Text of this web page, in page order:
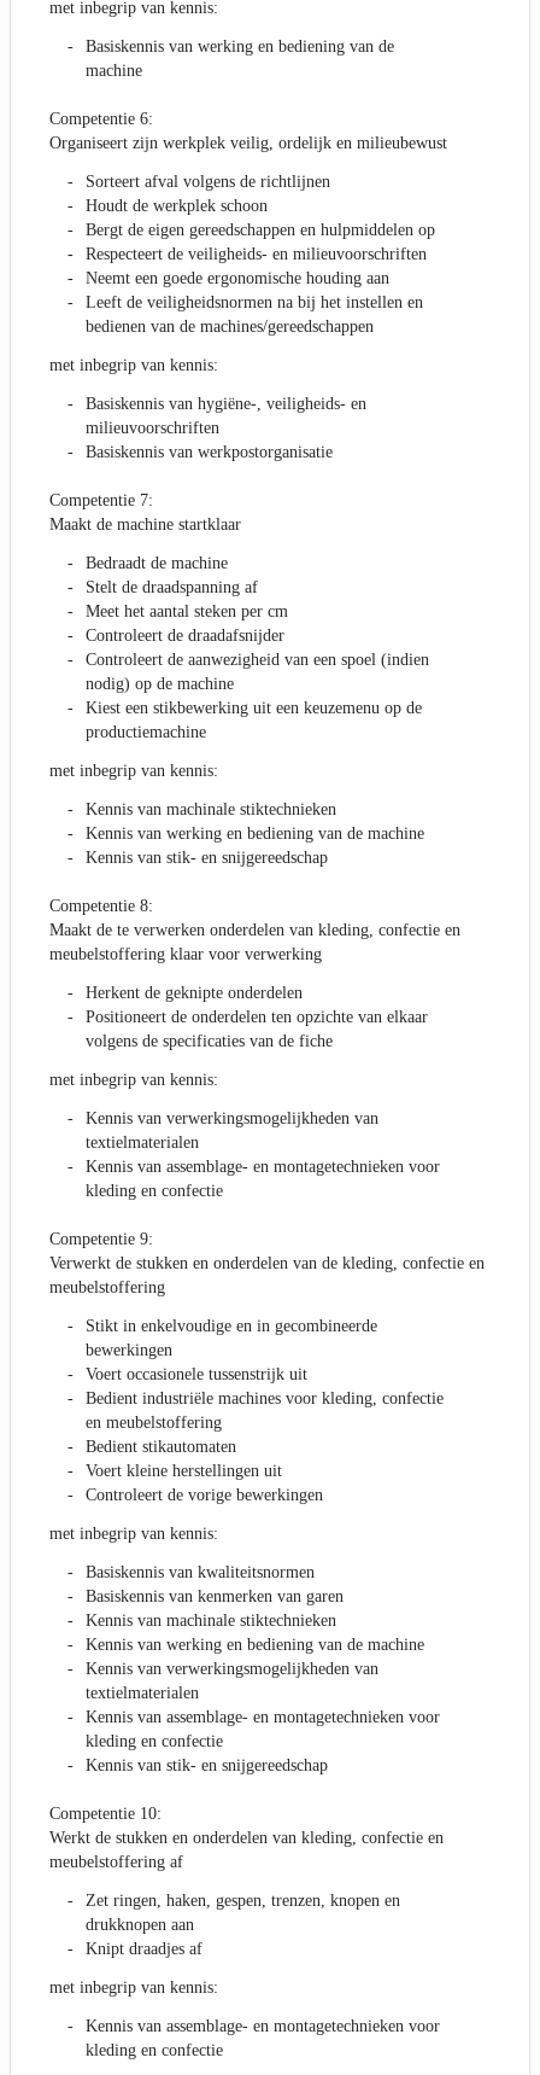
met inbegrip van kennis:
Basiskennis van werking en bediening van de
machine
Competentie 6:
Organiseert zijn werkplek veilig, ordelijk en milieubewust
Sorteert afval volgens de richtlijnen
Houdt de werkplek schoon
Bergt de eigen gereedschappen en hulpmiddelen op
Respecteert de veiligheids- en milieuvoorschriften
Neemt een goede ergonomische houding aan
Leeft de veiligheidsnormen na bij het instellen en
bedienen van de machines/gereedschappen
met inbegrip van kennis:
Basiskennis van hygiëne-, veiligheids- en
milieuvoorschriften
Basiskennis van werkpostorganisatie
Competentie 7:
Maakt de machine startklaar
Bedraadt de machine
Stelt de draadspanning af
Meet het aantal steken per cm
Controleert de draadafsnijder
Controleert de aanwezigheid van een spoel (indien
nodig) op de machine
Kiest een stikbewerking uit een keuzemenu op de
productiemachine
met inbegrip van kennis:
Kennis van machinale stiktechnieken
Kennis van werking en bediening van de machine
Kennis van stik- en snijgereedschap
Competentie 8:
Maakt de te verwerken onderdelen van kleding, confectie en
meubelstoffering klaar voor verwerking
Herkent de geknipte onderdelen
Positioneert de onderdelen ten opzichte van elkaar
volgens de specificaties van de fiche
met inbegrip van kennis:
Kennis van verwerkingsmogelijkheden van
textielmaterialen
Kennis van assemblage- en montagetechnieken voor
kleding en confectie
Competentie 9:
Verwerkt de stukken en onderdelen van de kleding, confectie en
meubelstoffering
Stikt in enkelvoudige en in gecombineerde
bewerkingen
Voert occasionele tussenstrijk uit
Bedient industriële machines voor kleding, confectie
en meubelstoffering
Bedient stikautomaten
Voert kleine herstellingen uit
Controleert de vorige bewerkingen
met inbegrip van kennis:
Basiskennis van kwaliteitsnormen
Basiskennis van kenmerken van garen
Kennis van machinale stiktechnieken
Kennis van werking en bediening van de machine
Kennis van verwerkingsmogelijkheden van
textielmaterialen
Kennis van assemblage- en montagetechnieken voor
kleding en confectie
Kennis van stik- en snijgereedschap
Competentie 10:
Werkt de stukken en onderdelen van kleding, confectie en
meubelstoffering af
Zet ringen, haken, gespen, trenzen, knopen en
drukknopen aan
Knipt draadjes af
met inbegrip van kennis:
Kennis van assemblage- en montagetechnieken voor
kleding en confectie